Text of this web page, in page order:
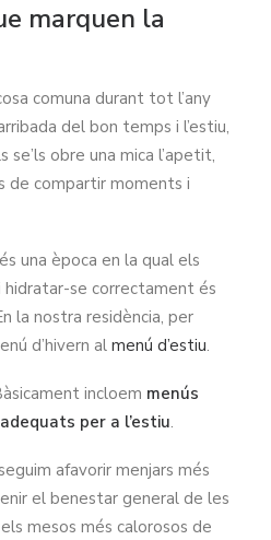
marquen la
comuna durant tot l’any
del bon temps i l’estiu,
se’ls obre una mica l’apetit,
de compartir moments i
una època en la qual els
se correctament és
la nostra residència, per
d’hivern al menú d’estiu.
incloem menús
per a l’estiu.
afavorir menjars més
el benestar general de les
mesos més calorosos de